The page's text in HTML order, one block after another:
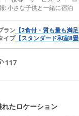
:小さな子供と一緒に宿泊
ラン 【2食付・質も量も満
イプ【スタンダード和室8
117
れたロケーション